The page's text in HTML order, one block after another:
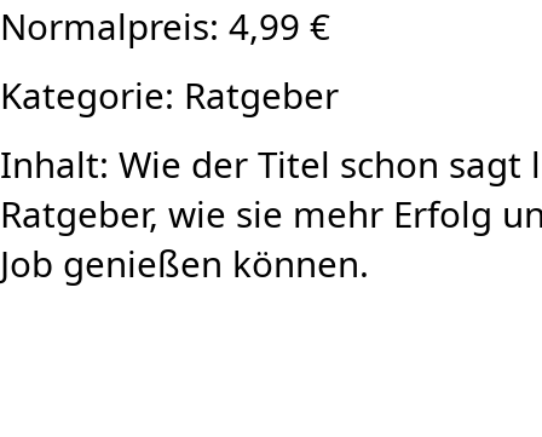
Normalpreis: 4,99 €
Kategorie: Ratgeber
Inhalt: Wie der Titel schon sagt
Ratgeber, wie sie mehr Erfolg
Job genießen können.